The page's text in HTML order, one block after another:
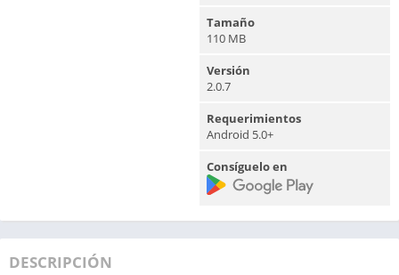
Tamaño
110 MB
Versión
2.0.7
Requerimientos
Android 5.0+
Consíguelo en
DESCRIPCIÓN